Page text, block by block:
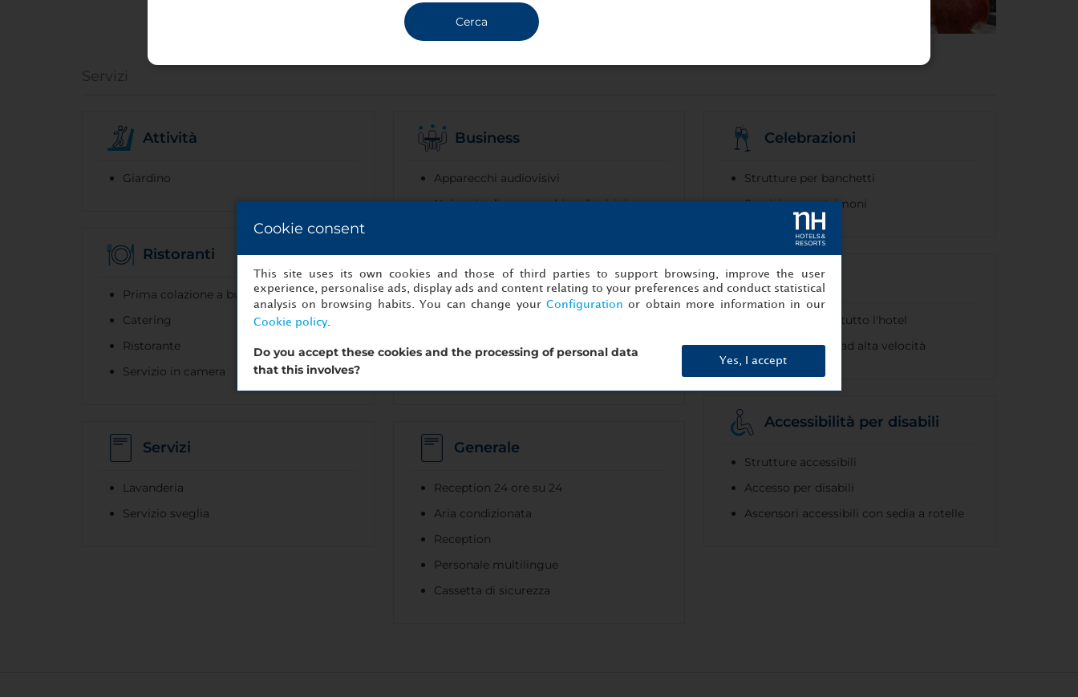
Servizi
Attività
Giardino
Business
Apparecchi audiovisivi
Noleggio di apparecchi audiovisivi
Strutture per conferenze
Celebrazioni
Strutture per banchetti
Servizi per matrimoni
Ristoranti
Prima colazione a buffet
Catering
Ristorante
Servizio in camera
Internet
Wi-Fi gratuito in tutto l'hotel
Disponibile WiFi ad alta velocità
Accessibilità per disabili
Strutture accessibili
Accesso per disabili
Ascensori accessibili con sedia a rotelle
Servizi
Lavanderia
Servizio sveglia
Generale
Reception 24 ore su 24
Aria condizionata
Reception
Personale multilingue
Cassetta di sicurezza
Cerca
Cookie consent
This site uses its own cookies and those of third parties to support browsing, improve the user
experience, personalise ads, display ads and content relating to your preferences and conduct statistical
analysis on browsing habits. You can change your Configuration or obtain more information in our
Cookie policy.
Do you accept these cookies and the processing of personal data
that this involves?
Yes, I accept